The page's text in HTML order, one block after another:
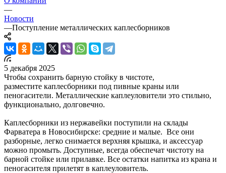
—
Новости
—Поступление металлических каплесборников
5 декабря 2025
Чтобы сохранить барную стойку в чистоте,
разместите каплесборники под пивные краны или
пеногасители. Металлические каплеуловители это стильно,
функционально, долговечно.
Каплесборники из нержавейки поступили на склады
Фарватера в Новосибирске: средние и малые. Все они
разборные, легко снимается верхняя крышка, и аксессуар
можно промыть. Доступные, всегда обеспечат чистоту на
барной стойке или прилавке. Все остатки напитка из крана и
пеногасителя прилетят в каплеуловитель.